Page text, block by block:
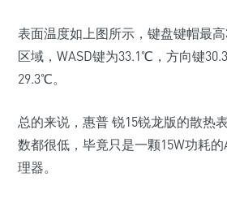
表面温度如上图所示，键盘键帽最高
区域，WASD键为33.1℃，方向键
29.3℃。
总的来说，惠普 锐15锐龙版的散热
数都很低，毕竟只是一颗15W功耗的
理器。